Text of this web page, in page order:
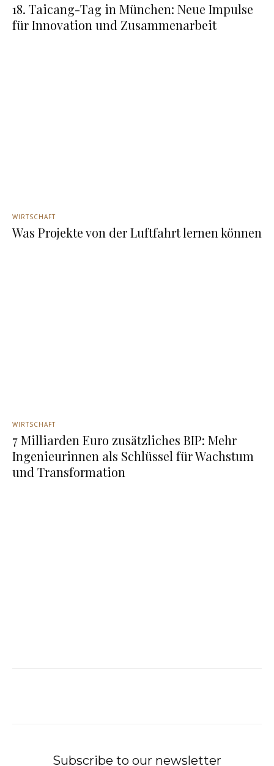
18. Taicang-Tag in München: Neue Impulse
für Innovation und Zusammenarbeit
WIRTSCHAFT
Was Projekte von der Luftfahrt lernen können
WIRTSCHAFT
7 Milliarden Euro zusätzliches BIP: Mehr
Ingenieurinnen als Schlüssel für Wachstum
und Transformation
Subscribe to our newsletter